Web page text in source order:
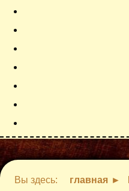
Вы здесь: главная